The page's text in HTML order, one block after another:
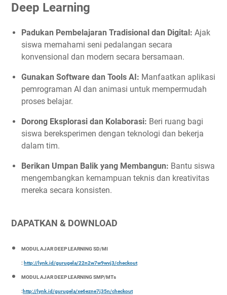
Deep Learning
Padukan Pembelajaran Tradisional dan Digital: Ajak
siswa memahami seni pedalangan secara
konvensional dan modern secara bersamaan.
Gunakan Software dan Tools AI: Manfaatkan aplikasi
pemrograman AI dan animasi untuk mempermudah
proses belajar.
Dorong Eksplorasi dan Kolaborasi: Beri ruang bagi
siswa bereksperimen dengan teknologi dan bekerja
dalam tim.
Berikan Umpan Balik yang Membangun: Bantu siswa
mengembangkan kemampuan teknis dan kreativitas
mereka secara konsisten.
DAPATKAN & DOWNLOAD
MODUL AJAR DEEP LEARNING SD/MI
: http://lynk.id/gurugela/22n2w7w9wvj3/checkout
MODUL AJAR DEEP LEARNING SMP/MTs
: http://lynk.id/gurugela/xe6ezne7j35n/checkout